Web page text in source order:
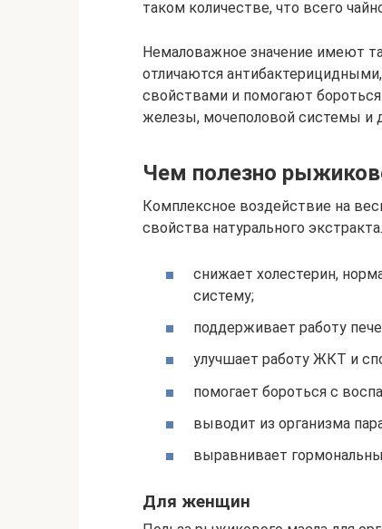
таком количестве, что всего
Немаловажное значение имеют
отличаются
свойствами и помогают
железы, мочеполовой системы и
Чем полезно
Комплексное воздействие на
свойства натурального
снижает холестерин,
систему;
поддерживает работу
улучшает работу ЖКТ и
помогает бороться с
выводит из организма
выравнивает
Для женщин